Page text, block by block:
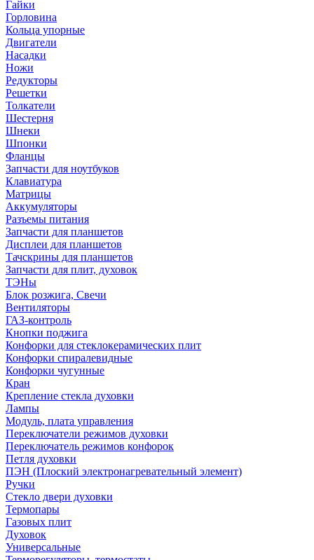
Гайки
Горловина
Кольца упорные
Двигатели
Насадки
Ножи
Редукторы
Решетки
Толкатели
Шестерня
Шнеки
Шпонки
Фланцы
Запчасти для ноутбуков
Клавиатура
Матрицы
Аккумуляторы
Разъемы питания
Запчасти для планшетов
Дисплеи для планшетов
Тачскрины для планшетов
Запчасти для плит, духовок
ТЭНы
Блок розжига, Свечи
Вентиляторы
ГАЗ-контроль
Кнопки поджига
Конфорки для стеклокерамических плит
Конфорки спиралевидные
Конфорки чугунные
Кран
Крепление стекла духовки
Лампы
Модуль, плата управления
Переключатели режимов духовки
Переключатель режимов конфорок
Петля духовки
ПЭН (Плоский электронагревательный элемент)
Ручки
Стекло двери духовки
Термопары
Газовых плит
Духовок
Универсальные